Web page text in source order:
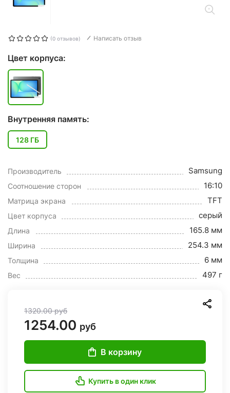
(0 отзывов) Написать отзыв
Цвет корпуса:
Внутренняя память:
128 ГБ
Производитель Samsung
Соотношение сторон 16:10
Матрица экрана TFT
Цвет корпуса серый
Длина 165.8 мм
Ширина 254.3 мм
Толщина 6 мм
Вес 497 г
1320.00руб
1254.00 руб
В корзину
Купить в один клик